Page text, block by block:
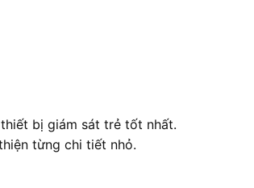
bị giám sát trẻ tốt nhất.
từng chi tiết nhỏ.